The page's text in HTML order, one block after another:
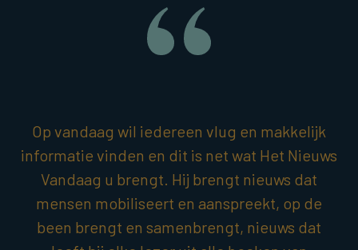
Op vandaag wil iedereen vlug en makkelijk
informatie vinden en dit is net wat Het Nieuws
Vandaag u brengt. Hij brengt nieuws dat
mensen mobiliseert en aanspreekt, op de
been brengt en samenbrengt, nieuws dat